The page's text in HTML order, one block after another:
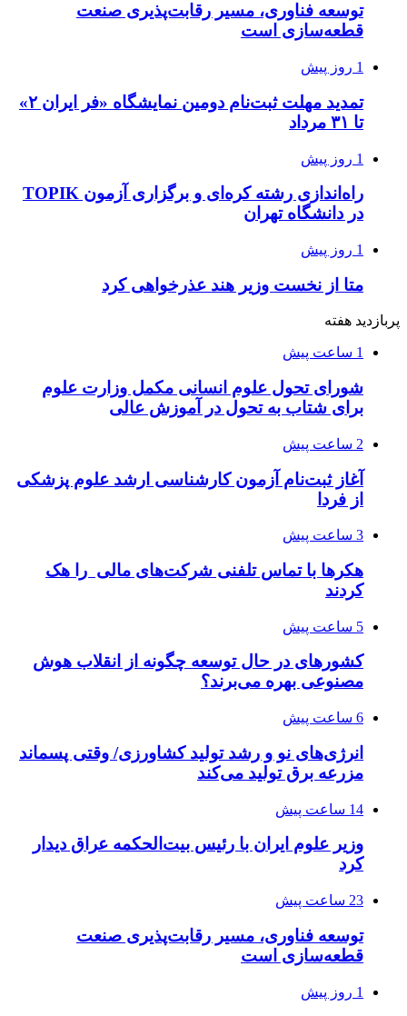
توسعه فناوری، مسیر رقابت‌پذیری صنعت
قطعه‌سازی است
1 روز پیش
تمدید مهلت ثبت‌نام دومین نمایشگاه «فر ایران ۲»
تا ۳۱ مرداد
1 روز پیش
راه‌اندازی رشته کره‌ای و برگزاری آزمون TOPIK
در دانشگاه تهران
1 روز پیش
متا از نخست وزیر هند عذرخواهی کرد
پربازدید هفته
1 ساعت پیش
شورای تحول علوم انسانی مکمل وزارت علوم
برای شتاب به تحول در آموزش عالی
2 ساعت پیش
آغاز ثبت‌نام‌ آزمون کارشناسی ارشد علوم پزشکی
از فردا
3 ساعت پیش
هکرها با تماس تلفنی شرکت‌های مالی را هک
کردند
5 ساعت پیش
کشورهای در حال توسعه چگونه از انقلاب هوش
مصنوعی بهره می‌برند؟
6 ساعت پیش
انرژی‌های نو و رشد تولید کشاورزی/ وقتی پسماند
مزرعه‌ برق تولید می‌کند
14 ساعت پیش
وزیر علوم ایران با رئیس بیت‌الحکمه عراق دیدار
کرد
23 ساعت پیش
توسعه فناوری، مسیر رقابت‌پذیری صنعت
قطعه‌سازی است
1 روز پیش